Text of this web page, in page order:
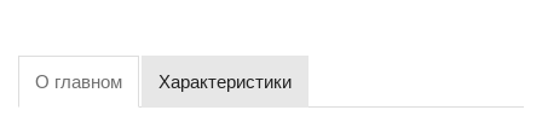
О главном Характеристики